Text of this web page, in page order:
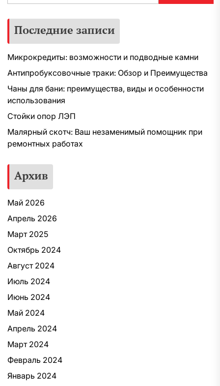
Последние записи
Микрокредиты: возможности и подводные камни
Антипробуксовочные траки: Обзор и Преимущества
Чаны для бани: преимущества, виды и особенности
использования
Стойки опор ЛЭП
Малярный скотч: Ваш незаменимый помощник при
ремонтных работах
Архив
Май 2026
Апрель 2026
Март 2025
Октябрь 2024
Август 2024
Июль 2024
Июнь 2024
Май 2024
Апрель 2024
Март 2024
Февраль 2024
Январь 2024